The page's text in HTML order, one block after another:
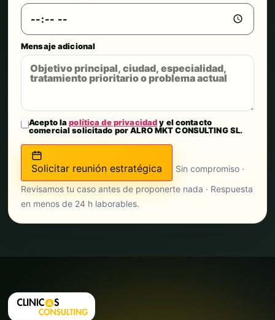
Mensaje adicional
Acepto lapolítica de privacidady el contacto
comercial solicitado por ALRO MKT CONSULTING SL.
Solicitar reunión estratégica
Sin compromiso ·
Revisamos tu caso antes de proponerte nada · Respuesta
en menos de 24 h laborables.